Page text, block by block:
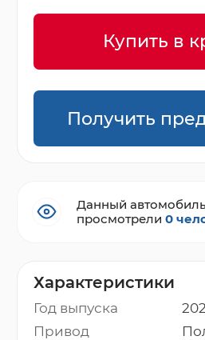
Характеристики
Год выпуска
Привод
Купить в
Получить
Данный
просмотрели0